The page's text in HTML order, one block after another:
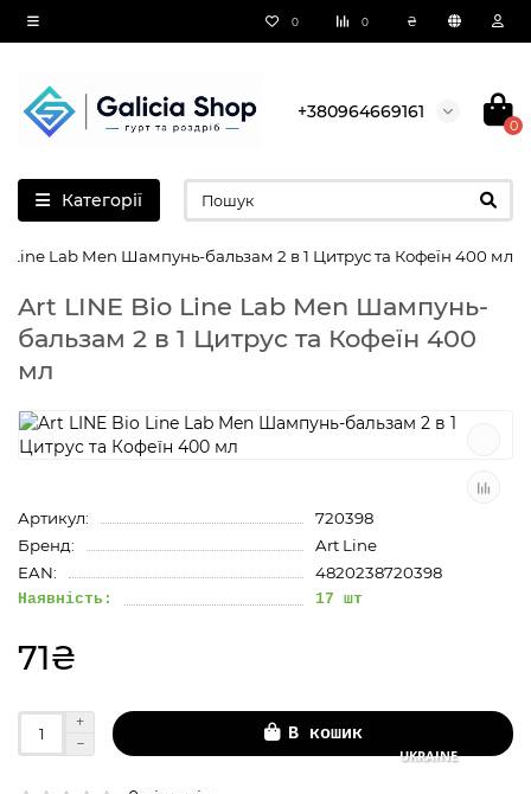
0 0 ₴
+380964669161
0
Категорії
Line Lab Men Шампунь-бальзам 2 в 1 Цитрус та Кофеїн 400 мл
Art LINE Bio Line Lab Men Шампунь-
бальзам 2 в 1 Цитрус та Кофеїн 400
мл
UKRAINE
Артикул:
720398
Бренд:
Art Line
EAN:
4820238720398
Наявність: 17 шт
71₴
В кошик